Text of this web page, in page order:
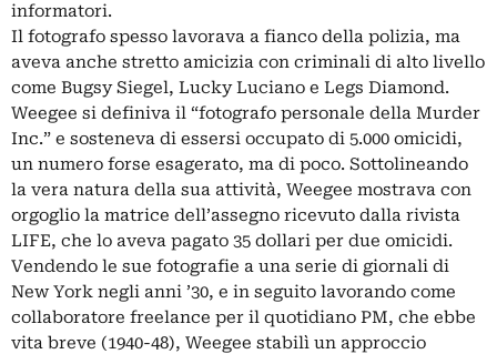
informatori.
Il fotografo spesso lavorava a fianco della polizia, ma
aveva anche stretto amicizia con criminali di alto livello
come Bugsy Siegel, Lucky Luciano e Legs Diamond.
Weegee si definiva il “fotografo personale della Murder
Inc.” e sosteneva di essersi occupato di 5.000 omicidi,
un numero forse esagerato, ma di poco. Sottolineando
la vera natura della sua attività, Weegee mostrava con
orgoglio la matrice dell’assegno ricevuto dalla rivista
LIFE, che lo aveva pagato 35 dollari per due omicidi.
Vendendo le sue fotografie a una serie di giornali di
New York negli anni ’30, e in seguito lavorando come
collaboratore freelance per il quotidiano PM, che ebbe
vita breve (1940-48), Weegee stabilì un approccio